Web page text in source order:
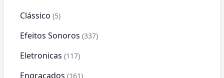
Clássico (5)
Efeitos Sonoros (337)
Eletronicas (117)
Engraçados (161)